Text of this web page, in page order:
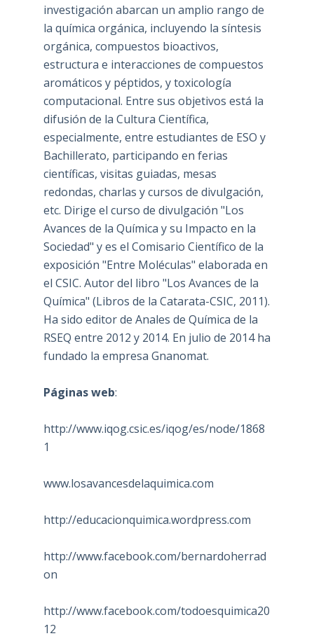
investigación abarcan un amplio rango de
la química orgánica, incluyendo la síntesis
orgánica, compuestos bioactivos,
estructura e interacciones de compuestos
aromáticos y péptidos, y toxicología
computacional. Entre sus objetivos está la
difusión de la Cultura Científica,
especialmente, entre estudiantes de ESO y
Bachillerato, participando en ferias
científicas, visitas guiadas, mesas
redondas, charlas y cursos de divulgación,
etc. Dirige el curso de divulgación "Los
Avances de la Química y su Impacto en la
Sociedad" y es el Comisario Científico de la
exposición "Entre Moléculas" elaborada en
el CSIC. Autor del libro "Los Avances de la
Química" (Libros de la Catarata-CSIC, 2011).
Ha sido editor de Anales de Química de la
RSEQ entre 2012 y 2014. En julio de 2014 ha
fundado la empresa Gnanomat.
Páginas web:
http://www.iqog.csic.es/iqog/es/node/1868
1
www.losavancesdelaquimica.com
http://educacionquimica.wordpress.com
http://www.facebook.com/bernardoherrad
on
http://www.facebook.com/todoesquimica20
12